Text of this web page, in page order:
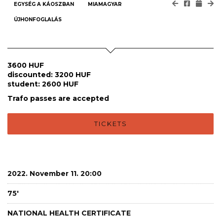
EGYSÉG A KÁOSZBAN MIAMAGYAR
ÚJHONFOGLALÁS
3600 HUF
discounted: 3200 HUF
student: 2600 HUF
Trafo passes are accepted
TICKETS
2022. November 11. 20:00
75'
NATIONAL HEALTH CERTIFICATE